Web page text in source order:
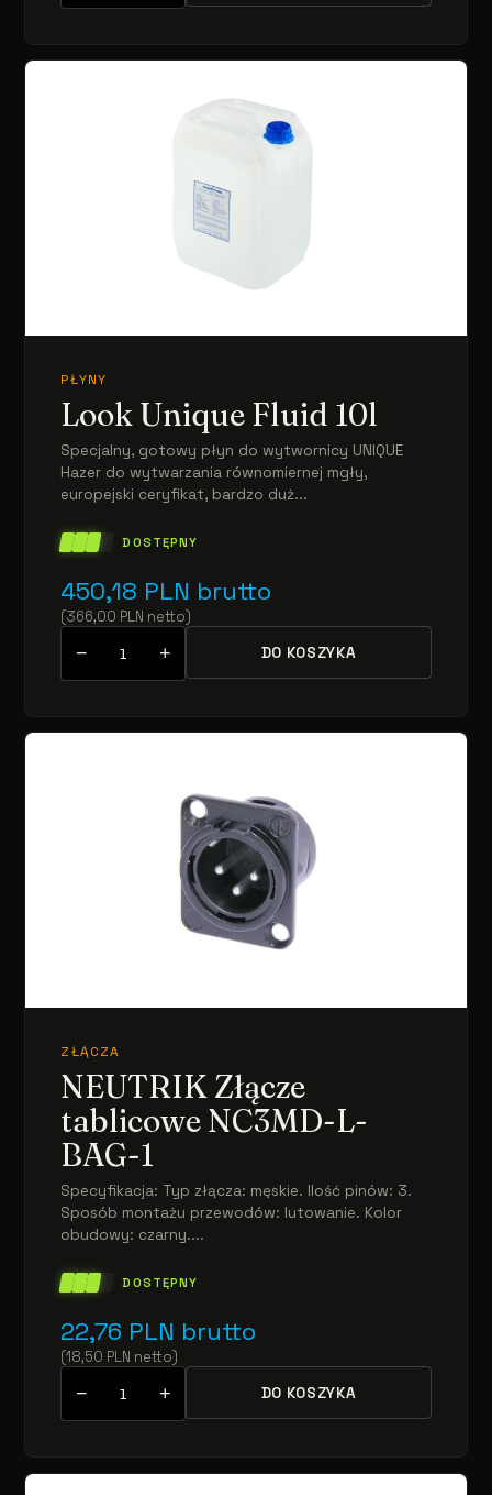
PŁYNY
Look Unique Fluid 10l
Specjalny, gotowy płyn do wytwornicy UNIQUE
Hazer do wytwarzania równomiernej mgły,
europejski ceryfikat, bardzo duż...
DOSTĘPNY
450,18 PLN brutto
(366,00 PLN netto)
− + DO KOSZYKA
ZŁĄCZA
NEUTRIK Złącze
tablicowe NC3MD-L-
BAG-1
Specyfikacja: Typ złącza: męskie. Ilość pinów: 3.
Sposób montażu przewodów: lutowanie. Kolor
obudowy: czarny....
DOSTĘPNY
22,76 PLN brutto
(18,50 PLN netto)
− + DO KOSZYKA